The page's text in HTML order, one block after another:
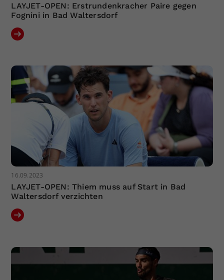
LAYJET-OPEN: Erstrundenkracher Paire gegen
Fognini in Bad Waltersdorf
16.09.2023
LAYJET-OPEN: Thiem muss auf Start in Bad
Waltersdorf verzichten